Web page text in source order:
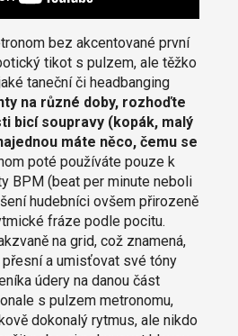
bez akcentované první
tikot s pulzem, ale těžko
taneční či headbanging
na různé doby, rozhoďte
bicí soupravy (kopák, malý
máte něco, čemu se
poté používáte pouze k
BPM (beat per minute neboli
hudebníci ovšem přirozeně
fráze podle pocitu.
na grid, což znamená,
a umisťovat své tóny
údery na danou část
s pulzem metronomu,
dokonalý rytmus, ale nikdo